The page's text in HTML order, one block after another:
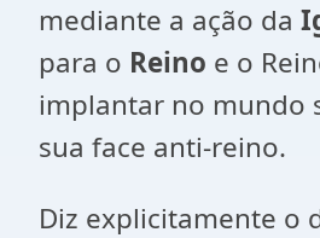
mediante a ação da
para o Reino e o
implantar no mundo
sua face anti-reino.
Diz explicitamente o